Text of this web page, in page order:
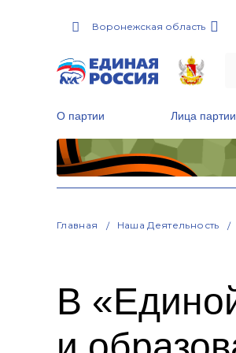
Воронежская область
О партии Лица партии
Главная Наша Деятельность
В